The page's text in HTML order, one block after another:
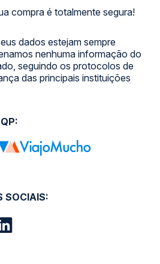
compra é totalmente segura!
dados estejam sempre
nenhuma informação do
seguindo os protocolos de
das principais instituições
SOCIAIS: